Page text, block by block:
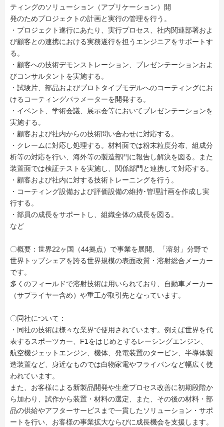
ティングのソリューション（アプリケーション）開
発のためプロジェクトの計画と実行の管理を行う。
・プロジェクト遂行にあたり、実行プロセス、社内関連部署およ
び顧客との連携における実務遂行を担うエンジニアをサポートす
る。
・顧客への技術デモンストレーション、プレゼンテーションおよ
びコンサルタントを実施する。
・試験片、部品およびプロトタイプモデルへのコーティングにお
けるコーティングパラメーターを開発する。
・イベント、学術会議、展示会等においてプレゼンテーションを
実施する。
・顧客および社内からの技術問い合わせに対応する。
・クレームに対応し処理する。材料面では粉末粒度分布、組成分
析等の対応を行い、海外等の製造部門に報告し解決を図る。また
装置面では検証テストを実施し、関係部門と連携して対応する。
・顧客および社内に対する技術トレーニングを行う。
・コーティング設備および評価設備の維持･管理計画を作成し実
行する。
・部員の成長をサポートし、組織全体の成長を図る。
など
〇概要：世界22ヶ国（44拠点）で事業を展開、「溶射」分野で
世界トップシェアを誇る世界規模の表面改質・溶射総合メーカー
です。
多くのフィールドで溶射技術は用いられており、自動車メーカー
（サプライヤー含め）や重工が取引先となっています。
〇同社について：
・同社の技術は様々な業界で使用されています。例えば世界を代
表するスポーツカー、F1をはじめとするレーシングエンジン、
航空機ジェットエンジン、機体、発電装置のタービン、半導体製
造装置など、身近なものでは白物家電やフライパンなど幅広く使
われています。
また、お客様による新製品開発や生産プロセス改善に初期段階か
ら加わり、試作から装置・材料の選定、また、その後の材料・部
品の供給やアフターサービスまで一貫したソリューション・サポ
ートを行い、お客様の事業拡大ならびに成長機会を支援します。